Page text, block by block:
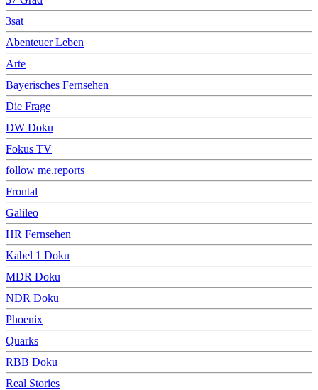
3sat
Abenteuer Leben
Arte
Bayerisches Fernsehen
Die Frage
DW Doku
Fokus TV
follow me.reports
Frontal
Galileo
HR Fernsehen
Kabel 1 Doku
MDR Doku
NDR Doku
Phoenix
Quarks
RBB Doku
Real Stories